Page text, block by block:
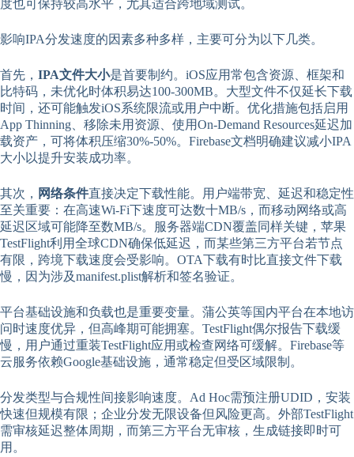
度也可保持较高水平，尤其适合跨地域测试。
影响IPA分发速度的因素多种多样，主要可分为以下几类。
首先， IPA文件大小是首要制约。iOS应用常包含资源、框架和
比特码，未优化时体积易达100-300MB。大型文件不仅延长下载
时间，还可能触发iOS系统限流或用户中断。优化措施包括启用
App Thinning、移除未用资源、使用On-Demand Resources延迟加
载资产，可将体积压缩30%-50%。Firebase文档明确建议减小IPA
大小以提升安装成功率。
其次， 网络条件直接决定下载性能。用户端带宽、延迟和稳定性
至关重要：在高速Wi-Fi下速度可达数十MB/s，而移动网络或高
延迟区域可能降至数MB/s。服务器端CDN覆盖同样关键，苹果
TestFlight利用全球CDN确保低延迟，而某些第三方平台若节点
有限，跨境下载速度会受影响。OTA下载有时比直接文件下载
慢，因为涉及manifest.plist解析和签名验证。
平台基础设施和负载也是重要变量。蒲公英等国内平台在本地访
问时速度优异，但高峰期可能拥塞。TestFlight偶尔报告下载缓
慢，用户通过重装TestFlight应用或检查网络可缓解。Firebase等
云服务依赖Google基础设施，通常稳定但受区域限制。
分发类型与合规性间接影响速度。Ad Hoc需预注册UDID，安装
快速但规模有限；企业分发无限设备但风险更高。外部TestFlight
需审核延迟整体周期，而第三方平台无审核，生成链接即时可
用。